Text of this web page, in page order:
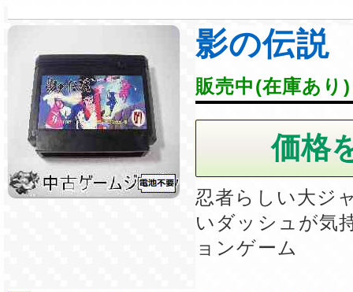
影の伝説
販売中(在庫あり)
忍者らしい大ジ
いダッシュが気
ョンゲーム